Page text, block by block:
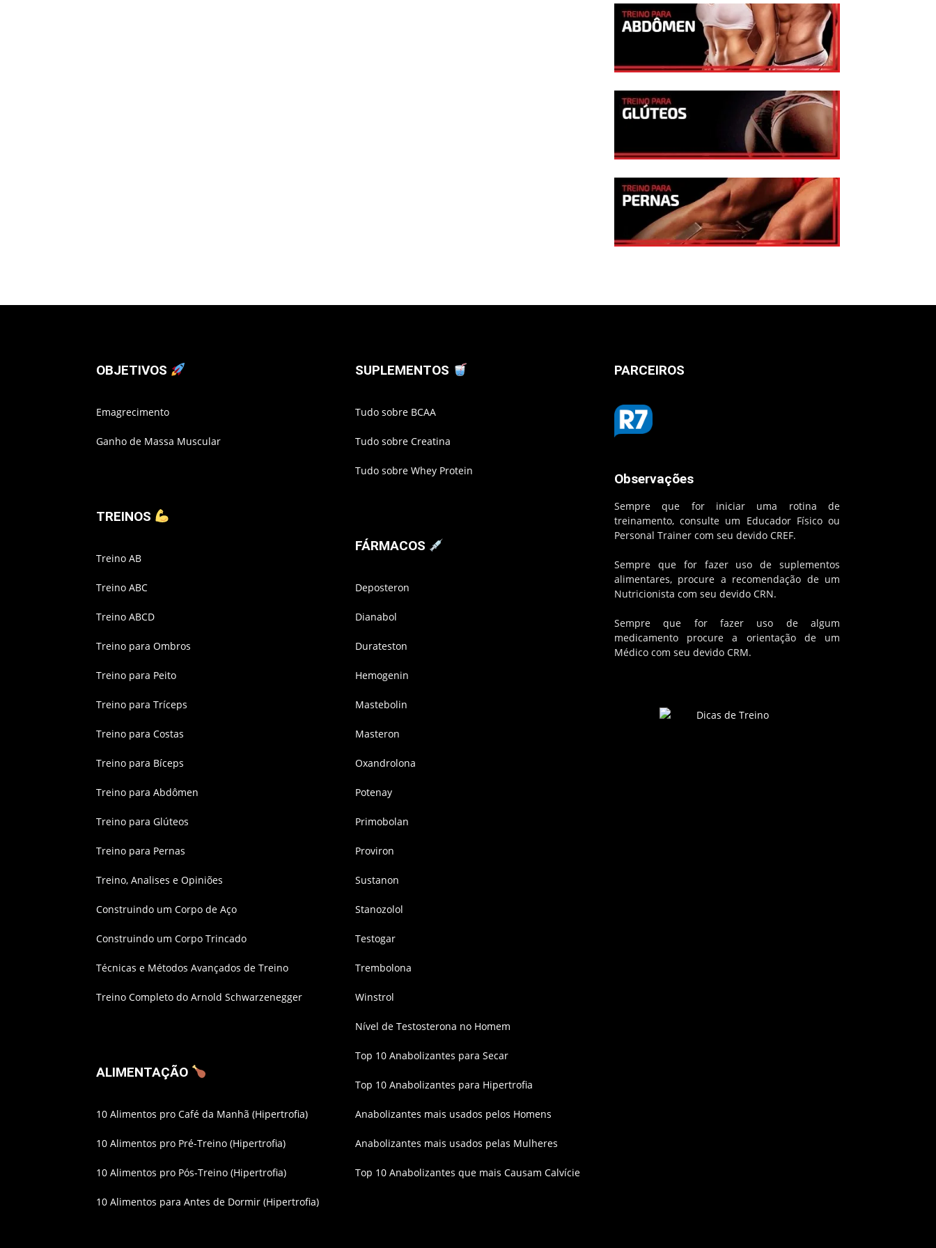
OBJETIVOS
Emagrecimento
Ganho de Massa Muscular
TREINOS
Treino AB
Treino ABC
Treino ABCD
Treino para Ombros
Treino para Peito
Treino para Tríceps
Treino para Costas
Treino para Bíceps
Treino para Abdômen
Treino para Glúteos
Treino para Pernas
Treino, Analises e Opiniões
Construindo um Corpo de Aço
Construindo um Corpo Trincado
Técnicas e Métodos Avançados de Treino
Treino Completo do Arnold Schwarzenegger
ALIMENTAÇÃO
10 Alimentos pro Café da Manhã (Hipertrofia)
10 Alimentos pro Pré-Treino (Hipertrofia)
10 Alimentos pro Pós-Treino (Hipertrofia)
10 Alimentos para Antes de Dormir (Hipertrofia)
SUPLEMENTOS
Tudo sobre BCAA
Tudo sobre Creatina
Tudo sobre Whey Protein
FÁRMACOS
Deposteron
Dianabol
Durateston
Hemogenin
Mastebolin
Masteron
Oxandrolona
Potenay
Primobolan
Proviron
Sustanon
Stanozolol
Testogar
Trembolona
Winstrol
Nível de Testosterona no Homem
Top 10 Anabolizantes para Secar
Top 10 Anabolizantes para Hipertrofia
Anabolizantes mais usados pelos Homens
Anabolizantes mais usados pelas Mulheres
Top 10 Anabolizantes que mais Causam Calvície
PARCEIROS
Observações
Sempre que for iniciar uma rotina de
treinamento, consulte um Educador Físico ou
Personal Trainer com seu devido CREF.
Sempre que for fazer uso de suplementos
alimentares, procure a recomendação de um
Nutricionista com seu devido CRN.
Sempre que for fazer uso de algum
medicamento procure a orientação de um
Médico com seu devido CRM.